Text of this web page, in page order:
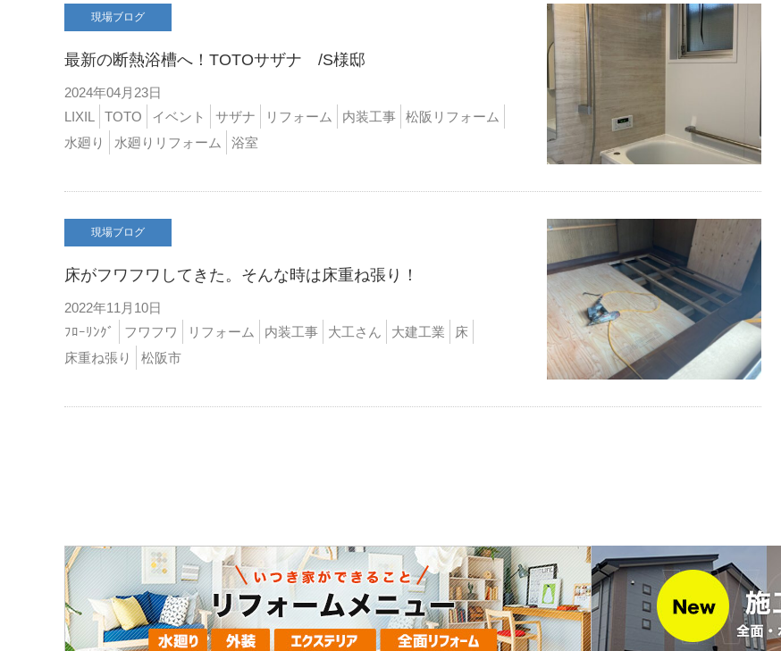
現場ブログ
最新の断熱浴槽へ！TOTOサザナ /S様邸
2024年04月23日
LIXIL
TOTO イベント サザナ リフォーム 内装工事
松阪リフォーム
水廻り
水廻りリフォーム 浴室
現場ブログ
床がフワフワしてきた。そんな時は床重ね張り！
2022年11月10日
ﾌﾛｰﾘﾝｸﾞ
フワフワ リフォーム 内装工事 大工さん 大建工業
床
床重ね張り
松阪市